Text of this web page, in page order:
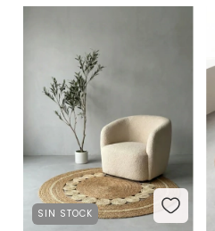
SIN STOCK